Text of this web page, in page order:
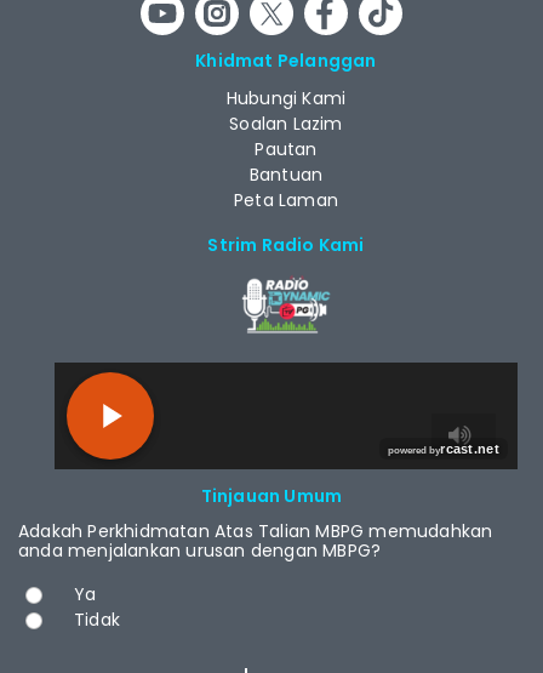
Khidmat Pelanggan
Hubungi Kami
Soalan Lazim
Pautan
Bantuan
Peta Laman
Strim Radio Kami
Tinjauan Umum
Adakah Perkhidmatan Atas Talian MBPG memudahkan
anda menjalankan urusan dengan MBPG?
Pilihan
Ya
Tidak